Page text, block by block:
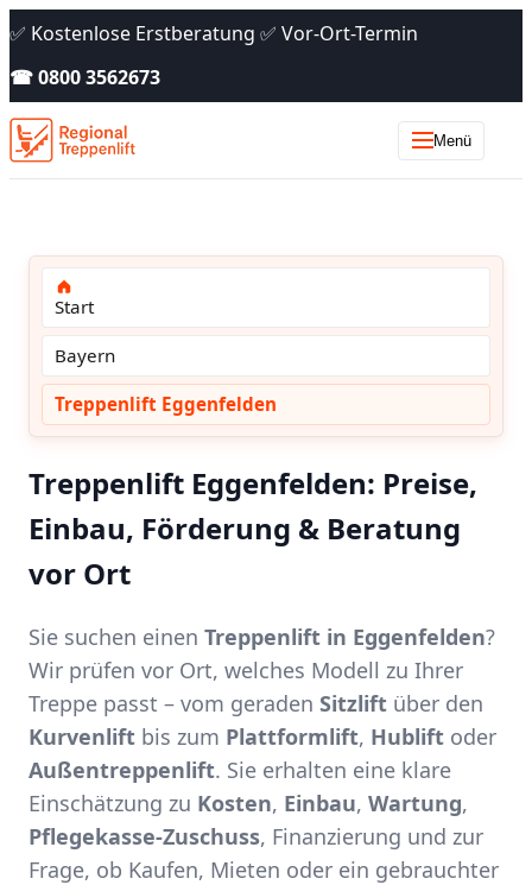
✅ Kostenlose Erstberatung ✅ Vor-Ort-Termin
☎ 0800 3562673
Menü
Start
Bayern
Treppenlift Eggenfelden
Treppenlift Eggenfelden: Preise,
Einbau, Förderung & Beratung
vor Ort
Sie suchen einen Treppenlift in Eggenfelden?
Wir prüfen vor Ort, welches Modell zu Ihrer
Treppe passt – vom geraden Sitzlift über den
Kurvenlift bis zum Plattformlift, Hublift oder
Außentreppenlift. Sie erhalten eine klare
Einschätzung zu Kosten, Einbau, Wartung,
Pflegekasse-Zuschuss, Finanzierung und zur
Frage, ob Kaufen, Mieten oder ein gebrauchter